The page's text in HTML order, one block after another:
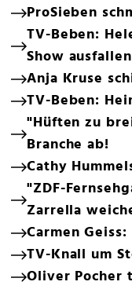
ProSieben
TV-Beben:
Show
Anja Kruse
TV-Beben:
"Hüften zu
Branche ab!
Cathy
"ZDF-
Zarrella
Carmen
TV-Knall um
Oliver Pocher